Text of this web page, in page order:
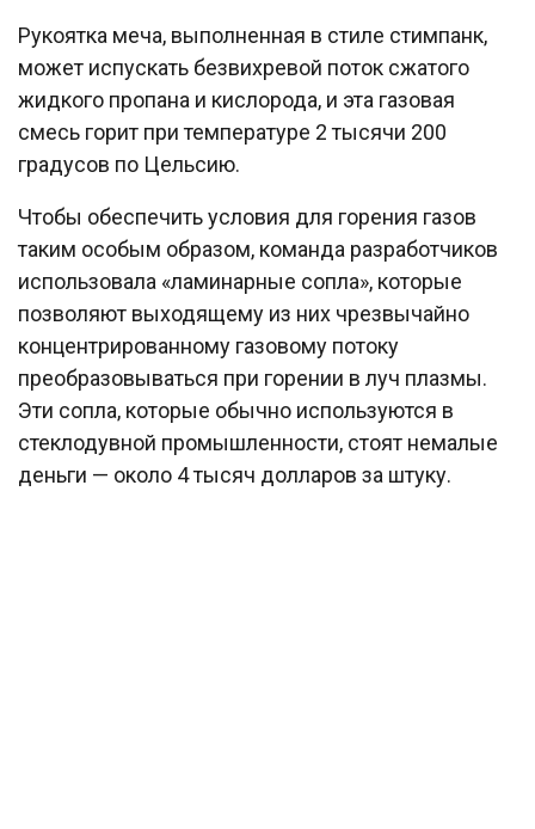
Рукоятка меча, выполненная в стиле стимпанк,
может испускать безвихревой поток сжатого
жидкого пропана и кислорода, и эта газовая
смесь горит при температуре 2 тысячи 200
градусов по Цельсию.
Чтобы обеспечить условия для горения газов
таким особым образом, команда разработчиков
использовала «ламинарные сопла», которые
позволяют выходящему из них чрезвычайно
концентрированному газовому потоку
преобразовываться при горении в луч плазмы.
Эти сопла, которые обычно используются в
стеклодувной промышленности, стоят немалые
деньги — около 4 тысяч долларов за штуку.